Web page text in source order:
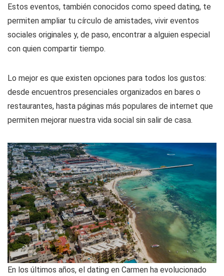
Estos eventos, también conocidos como speed dating, te
permiten ampliar tu círculo de amistades, vivir eventos
sociales originales y, de paso, encontrar a alguien especial
con quien compartir tiempo.
Lo mejor es que existen opciones para todos los gustos:
desde encuentros presenciales organizados en bares o
restaurantes, hasta páginas más populares de internet que
permiten mejorar nuestra vida social sin salir de casa.
En los últimos años, el dating en Carmen ha evolucionado